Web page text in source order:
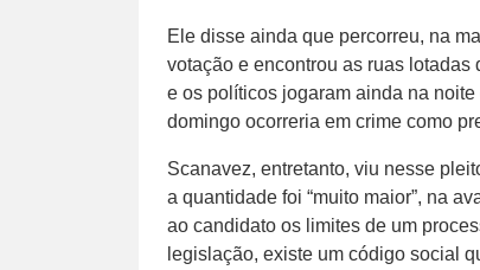
Ele disse ainda que percorreu, na
votação e encontrou as ruas lotadas
e os políticos jogaram ainda na
domingo ocorreria em crime como
Scanavez, entretanto, viu nesse
a quantidade foi “muito maior”, na
ao candidato os limites de um
legislação, existe um código social